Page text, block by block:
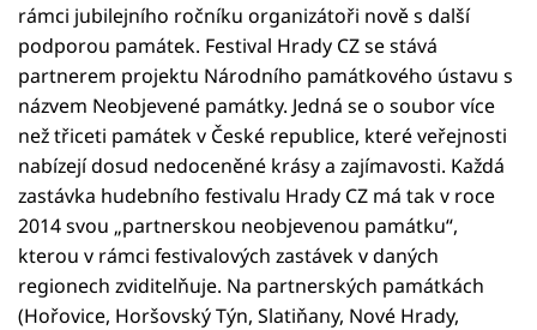
rámci jubilejního ročníku organizátoři nově s další
podporou památek. Festival Hrady CZ se stává
partnerem projektu Národního památkového ústavu s
názvem Neobjevené památky. Jedná se o soubor více
než třiceti památek v České republice, které veřejnosti
nabízejí dosud nedoceněné krásy a zajímavosti. Každá
zastávka hudebního festivalu Hrady CZ má tak v roce
2014 svou „partnerskou neobjevenou památku“,
kterou v rámci festivalových zastávek v daných
regionech zviditelňuje. Na partnerských památkách
(Hořovice, Horšovský Týn, Slatiňany, Nové Hrady,